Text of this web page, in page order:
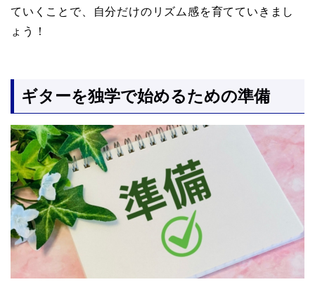
ていくことで、自分だけのリズム感を育てていきまし
ょう！
ギターを独学で始めるための準備